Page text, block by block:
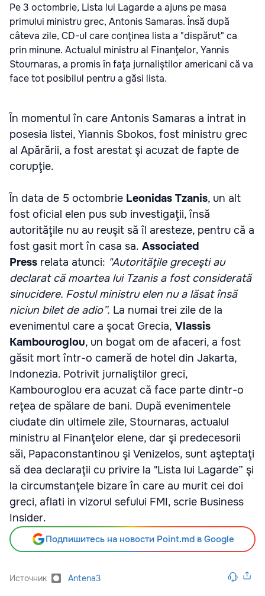
Pe 3 octombrie, Lista lui Lagarde a ajuns pe masa
primului ministru grec, Antonis Samaras. Însă după
câteva zile, CD-ul care conţinea lista a "dispărut" ca
prin minune. Actualul ministru al Finanţelor, Yannis
Stournaras, a promis în faţa jurnaliştilor americani că va
face tot posibilul pentru a găsi lista.
În momentul în care Antonis Samaras a intrat in
posesia listei, Yiannis Sbokos, fost ministru grec
al Apărării, a fost arestat şi acuzat de fapte de
corupţie.
În data de 5 octombrie Leonidas Tzanis, un alt
fost oficial elen pus sub investigaţii, însă
autorităţile nu au reuşit să îl aresteze, pentru că a
fost gasit mort în casa sa. Associated
Press relata atunci: "Autorităţile greceşti au
declarat că moartea lui Tzanis a fost considerată
sinucidere. Fostul ministru elen nu a lăsat însă
niciun bilet de adio”. La numai trei zile de la
evenimentul care a şocat Grecia, Vlassis
Kambouroglou, un bogat om de afaceri, a fost
găsit mort într-o cameră de hotel din Jakarta,
Indonezia. Potrivit jurnaliştilor greci,
Kambouroglou era acuzat că face parte dintr-o
reţea de spălare de bani. După evenimentele
ciudate din ultimele zile, Stournaras, actualul
ministru al Finanţelor elene, dar şi predecesorii
săi, Papaconstantinou şi Venizelos, sunt aşteptaţi
să dea declaraţii cu privire la "Lista lui Lagarde” şi
la circumstanţele bizare în care au murit cei doi
greci, aflati in vizorul sefului FMI, scrie Business
Insider.
Подпишитесь на новости Point.md в Google
Источник Antena3